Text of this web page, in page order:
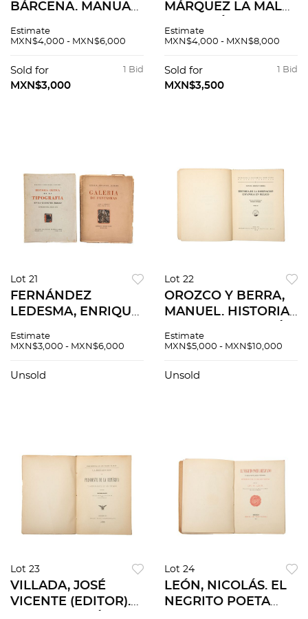
BÁRCENA. MANUAL
PRÁCTICA CRIMINAL
FORENSE
MEXICANA. MÉXICO:
Estimate
MXN$4,000 - MXN$6,000
1 Bid
Sold for
MXN$3,000
MÁRQUEZ LA MALA
1966 Edición de
numerados.
Estimate
MXN$4,000 - MXN$8,000
1 Bid
Sold for
MXN$3,500
Lot 21
FERNÁNDEZ
LEDESMA, ENRIQUE.
/ HISTORIA CRÍTICA
EN LA CIUDAD DE
Estimate
MXN$3,000 - MXN$6,000
Unsold
Lot 22
OROZCO Y BERRA,
MANUEL. HISTORIA
ESPAÑOLA EN
1938. 1ra edición
Estimate
MXN$5,000 - MXN$10,000
Unsold
Lot 23
VILLADA, JOSÉ
VICENTE (EDITOR).
Lot 24
LEÓN, NICOLÁS. EL
NEGRITO POETA